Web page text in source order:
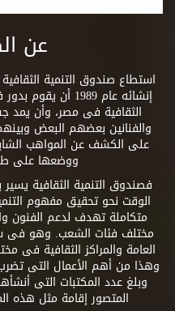
عن
استطاع صندوق التنمية
إنشائه عام 1989
الثقافية فى مصر، وأن يمد
والفنانين بعضهم البعض
على الكشف عن المواهب
ووضعها على
فصندوق التنمية الثقافية
الوقت نحو تحقيق مفهوم
متكاملة تهدف لدعم الفنون
مختلف فئات الشعب. وهو فى
العامة والمراكز الثقافية فى
وهذا من أهم الأعمال التى
وبلغ عدد المكتبات التى
المتصور إقامة مثل هذه